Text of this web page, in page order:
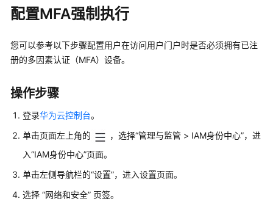
动
态
产
品
绍
快
速
门
户
配置MFA强制执行
您可以参考以下步骤配置用户在访问用户门户时是否必须拥有已注
册的多因素认证（MFA）设备。
操作步骤
登录华为云控制台。
单击页面左上角的
，选择“管理与监管 > IAM身份中心”，进
入“IAM身份中心”页面。
单击左侧导航栏的“设置”，进入设置页面。
选择 “网络和安全” 页签。